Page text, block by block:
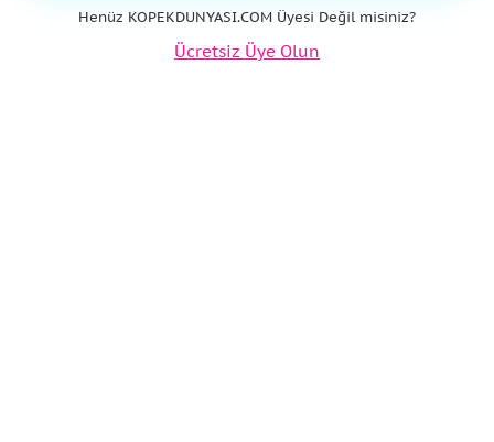
Henüz KOPEKDUNYASI.COM Üyesi Değil misiniz?
Ücretsiz Üye Olun